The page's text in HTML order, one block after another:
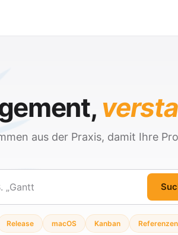
aus der Praxis, damit Ihre
Release macOS Kanban Referenzen